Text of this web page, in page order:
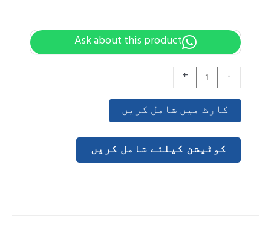
Ask about this product
-
Haisic
48V
100Ah
LiFePO4
Rack-
Mounted
+
کارٹ میں شامل کریں
کوٹیشن کیلئے شامل کریں